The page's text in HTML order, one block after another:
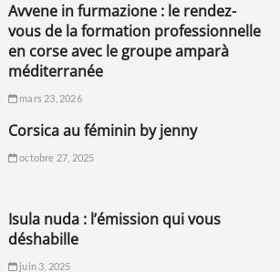
avvene in furmazione : le rendez-
vous de la formation professionnelle
en corse avec le groupe amparà
méditerranée
mars 23, 2026
corsica au féminin by jenny
octobre 27, 2025
isula nuda : l’émission qui vous
déshabille
juin 3, 2025